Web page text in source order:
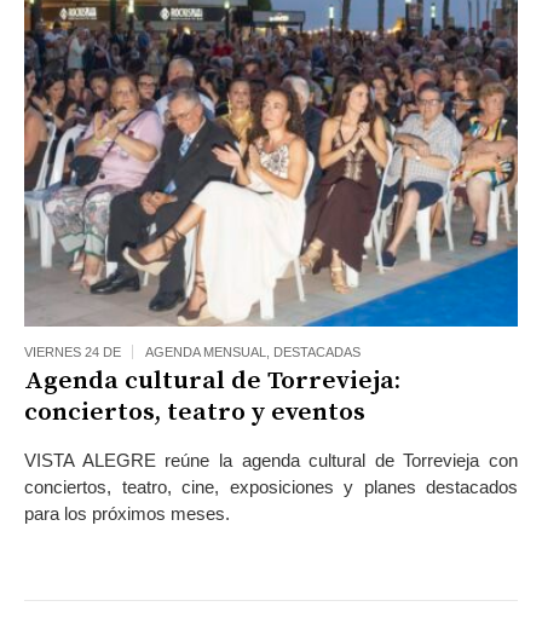
VIERNES 24 DE AGENDA MENSUAL DESTACADAS
Agenda cultural de Torrevieja:
conciertos, teatro y eventos
VISTA ALEGRE reúne la agenda cultural de Torrevieja con
conciertos, teatro, cine, exposiciones y planes destacados
para los próximos meses.